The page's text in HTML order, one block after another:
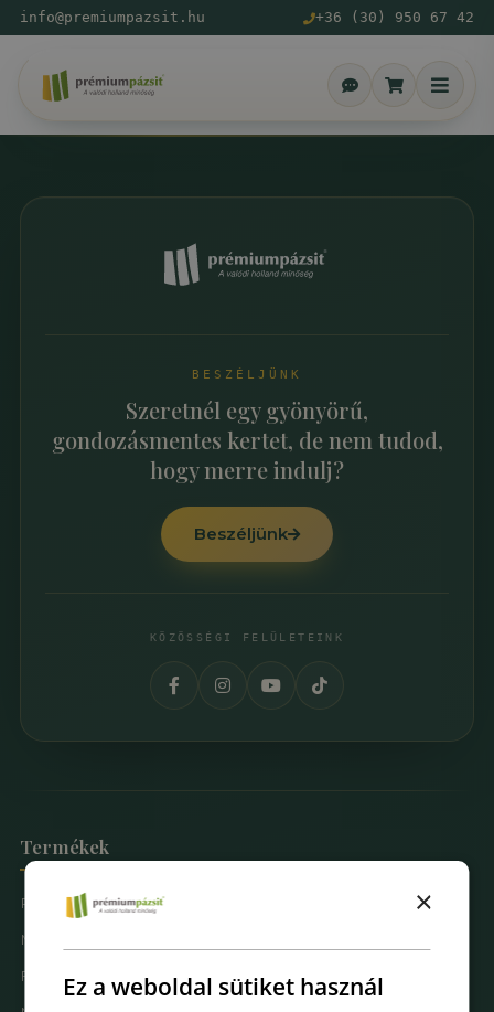
info@premiumpazsit.hu +36 (30) 950 67 42
BESZÉLJÜNK
Szeretnél egy gyönyörű,
gondozásmentes kertet, de nem tudod,
hogy merre indulj?
Beszéljünk
KÖZÖSSÉGI FELÜLETEINK
Termékek
Prémium Pázsit® Műfüvek
Mintarendelés
Fűfal Dekoráció
×
Ez a weboldal sütiket használ